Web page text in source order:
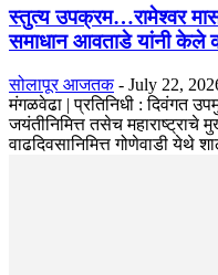
स्तुत्य उपक्रम…रामेश्वर
समाधान आवताडे यांनी केले
सोलापूर आजतक - July 22,
मंगळवेढा | प्रतिनिधी : दिवंगत
जयंतीनिमित्त तसेच महाराष्ट्राचे
वाढदिवसानिमित्त गोणेवाडी येथे